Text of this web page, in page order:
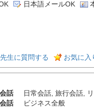
日本語メールOK
生に質問する お気に入
話 日常会話, 旅行会話,
話
ビジネス全般